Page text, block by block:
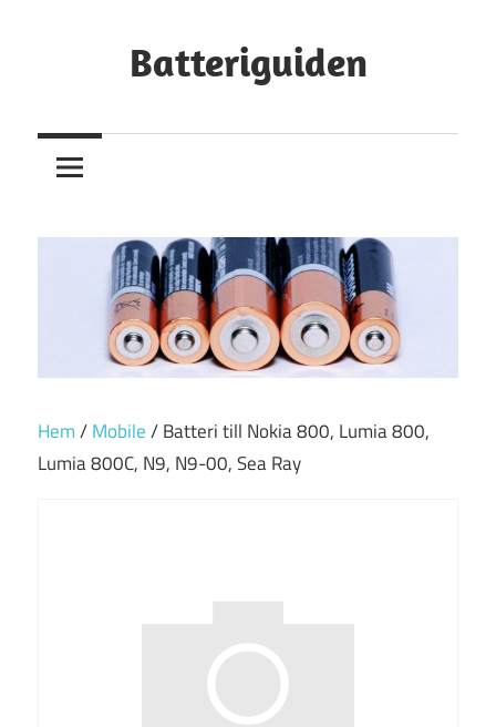
Batteriguiden
Hem/Mobile/ Batteri till Nokia 800, Lumia 800,
Lumia 800C, N9, N9-00, Sea Ray